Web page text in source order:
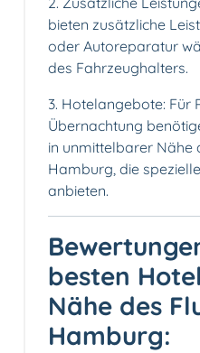
bieten zusätzliche
oder Autoreparatur
des Fahrzeughalters.
3. Hotelangebote: Für
Übernachtung
in unmittelbarer Nähe
Hamburg, die
anbieten.
besten
Nähe des
Hamburg: